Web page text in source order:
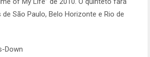
São Paulo, Belo Horizonte e Rio de